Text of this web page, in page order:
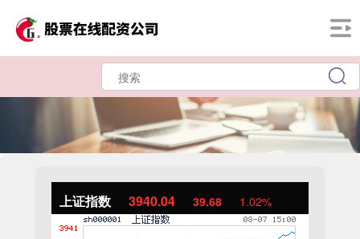
上证指数 3940.04 39.68 1.02%